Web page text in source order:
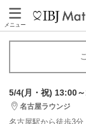
メニュー
5/4(月・祝) 13:00
名古屋ラウンジ
名古屋駅から徒歩3分